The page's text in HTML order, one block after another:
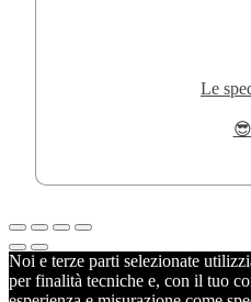
Le
Noi e terze parti selezionate
per finalità tecniche e, con il tuo